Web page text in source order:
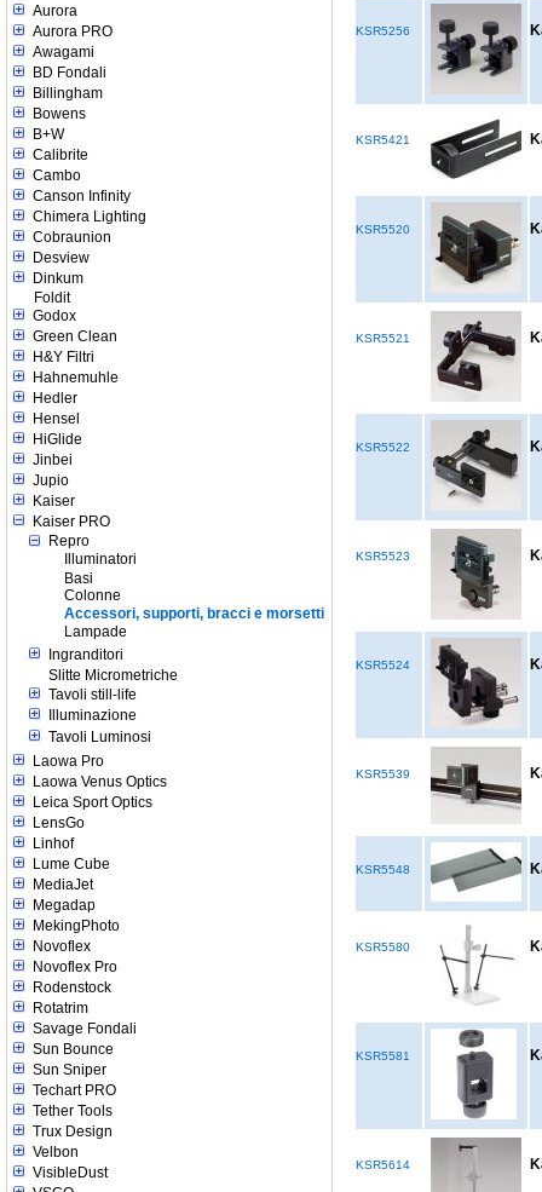
Aurora
Aurora PRO
Awagami
BD Fondali
Billingham
Bowens
B+W
Calibrite
Cambo
Canson Infinity
Chimera Lighting
Cobraunion
Desview
Dinkum
Foldit
Godox
Green Clean
H&Y Filtri
Hahnemuhle
Hedler
Hensel
HiGlide
Jinbei
Jupio
Kaiser
Kaiser PRO
Repro
Illuminatori
Basi
Colonne
Accessori, supporti, bracci e morsetti
Lampade
Ingranditori
Slitte Micrometriche
Tavoli still-life
Illuminazione
Tavoli Luminosi
Laowa Pro
Laowa Venus Optics
Leica Sport Optics
LensGo
Linhof
Lume Cube
MediaJet
Megadap
MekingPhoto
Novoflex
Novoflex Pro
Rodenstock
Rotatrim
Savage Fondali
Sun Bounce
Sun Sniper
Techart PRO
Tether Tools
Trux Design
Velbon
VisibleDust
KSR5256
KSR5421
KSR5520
KSR5521
KSR5522
KSR5523
KSR5524
KSR5539
KSR5548
KSR5580
KSR5581
KSR5614